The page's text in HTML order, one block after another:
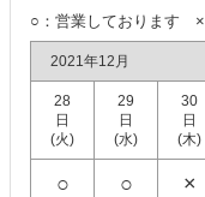
○：営業しております ×
2021年12月
28
日
(火)
29
日
(水)
30
日
(木)
○ ○ ×